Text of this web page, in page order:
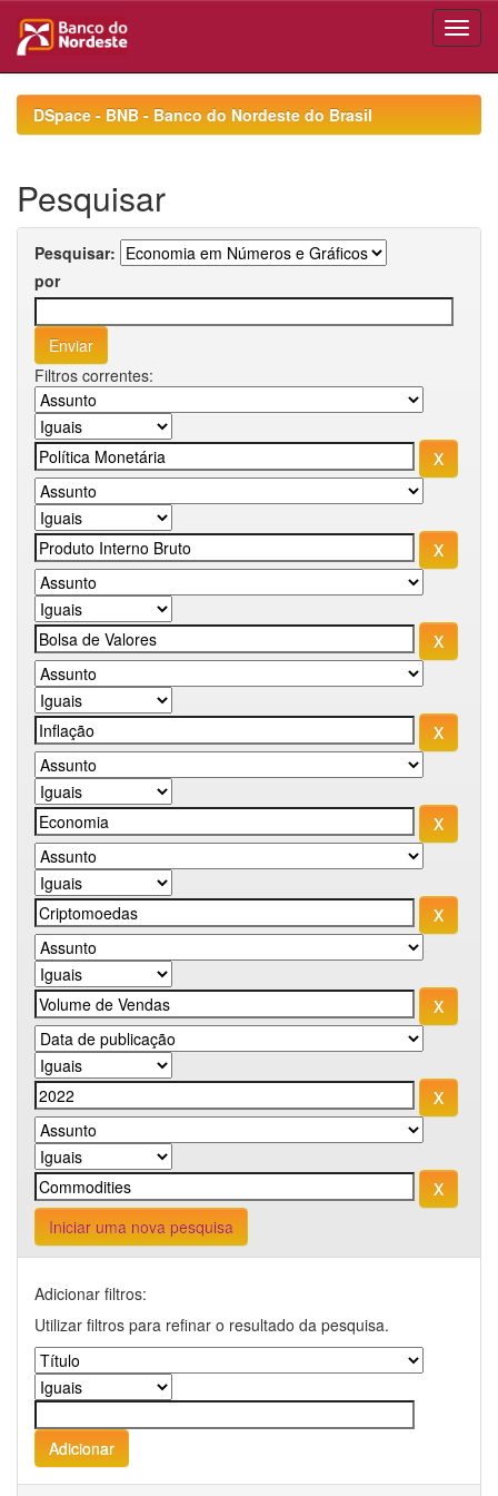
navigationDSpace - BNB - Banco do Nordeste do Brasil
Pesquisar
Pesquisar:
por
Filtros correntes:
Iniciar uma nova pesquisa
Adicionar filtros:
Utilizar filtros para refinar o resultado da pesquisa.